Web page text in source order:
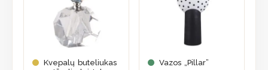
Kvepalų buteliukas
Vazos „Pillar”